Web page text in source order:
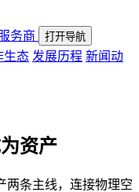
务商
打开导航
生态 发展历程 新闻动
资产
两条主线，连接物理空